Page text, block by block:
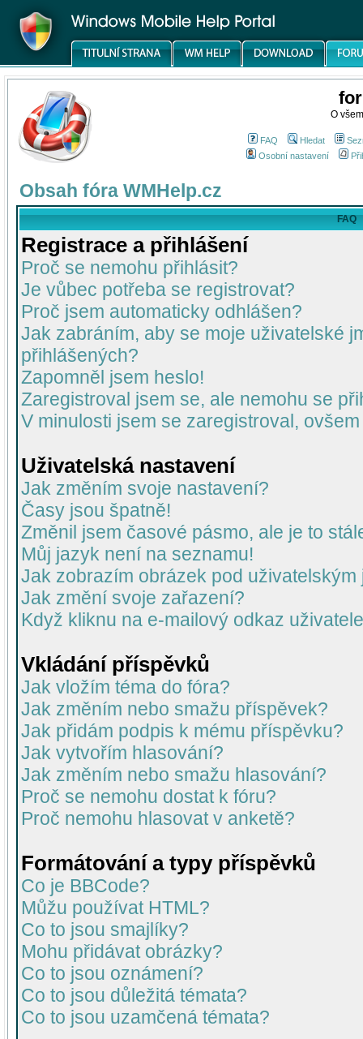
O
FAQ Hledat
Osobní nastavení
Obsah fóra WMHelp.cz
FAQ
Registrace a přihlášení
Proč se nemohu přihlásit?
Je vůbec potřeba se registrovat?
Proč jsem automaticky odhlášen?
Jak zabráním, aby se moje uživatelské
přihlášených?
Zapomněl jsem heslo!
Zaregistroval jsem se, ale nemohu se
V minulosti jsem se zaregistroval,
Uživatelská nastavení
Jak změním svoje nastavení?
Časy jsou špatně!
Změnil jsem časové pásmo, ale je to
Můj jazyk není na seznamu!
Jak zobrazím obrázek pod uživatelským
Jak změní svoje zařazení?
Když kliknu na e-mailový odkaz
Vkládání příspěvků
Jak vložím téma do fóra?
Jak změním nebo smažu příspěvek?
Jak přidám podpis k mému příspěvku?
Jak vytvořím hlasování?
Jak změním nebo smažu hlasování?
Proč se nemohu dostat k fóru?
Proč nemohu hlasovat v anketě?
Formátování a typy příspěvků
Co je BBCode?
Můžu používat HTML?
Co to jsou smajlíky?
Mohu přidávat obrázky?
Co to jsou oznámení?
Co to jsou důležitá témata?
Co to jsou uzamčená témata?